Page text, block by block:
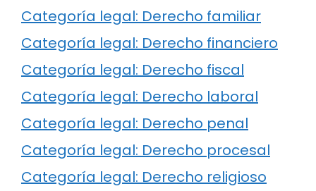
Categoría legal: Derecho familiar
Categoría legal: Derecho financiero
Categoría legal: Derecho fiscal
Categoría legal: Derecho laboral
Categoría legal: Derecho penal
Categoría legal: Derecho procesal
Categoría legal: Derecho religioso